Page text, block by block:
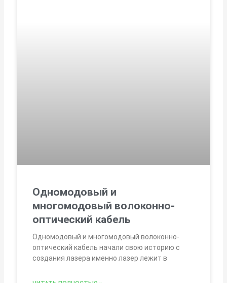
Одномодовый и
многомодовый волоконно-
оптический кабель
Одномодовый и многомодовый волоконно-
оптический кабель начали свою историю с
создания лазера именно лазер лежит в